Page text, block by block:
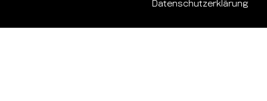
Datenschutzerklärung